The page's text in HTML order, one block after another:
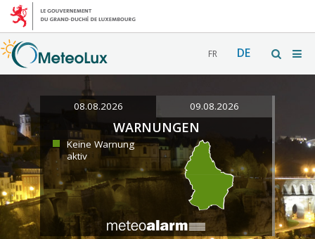
FR DE
08.08.2026 09.08.2026
WARNUNGEN
Keine Warnung
aktiv